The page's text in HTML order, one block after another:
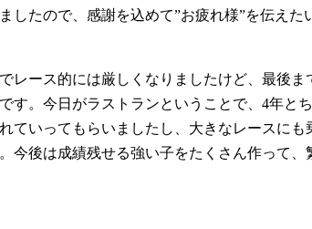
したので、感謝を込めて”お疲れ様”を伝えた
レース的には厳しくなりましたけど、最後
す。今日がラストランということで、4年と
ていってもらいましたし、大きなレースに
今後は成績残せる強い子をたくさん作って、